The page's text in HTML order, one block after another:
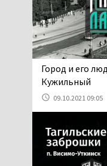
06.08.2026 13:02
В
паразитов,
ребёнка в
Нижнего Тагила
​​​​​​​Город и его
Кужильный
09.10.2021 09:05